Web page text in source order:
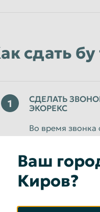
сдать
1
СДЕЛАТЬ
ЭКОРЕКС
Во время
менеджеру, что
количестве.
расценки и
действия по
Ваш
Киров?